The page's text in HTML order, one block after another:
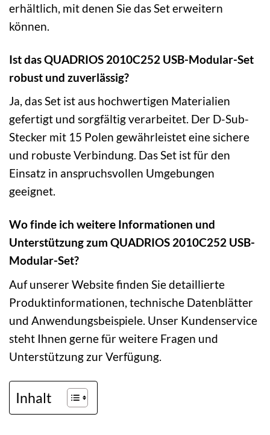
erhältlich, mit denen Sie das Set erweitern
können.
Ist das QUADRIOS 2010C252 USB-Modular-Set
robust und zuverlässig?
Ja, das Set ist aus hochwertigen Materialien
gefertigt und sorgfältig verarbeitet. Der D-Sub-
Stecker mit 15 Polen gewährleistet eine sichere
und robuste Verbindung. Das Set ist für den
Einsatz in anspruchsvollen Umgebungen
geeignet.
Wo finde ich weitere Informationen und
Unterstützung zum QUADRIOS 2010C252 USB-
Modular-Set?
Auf unserer Website finden Sie detaillierte
Produktinformationen, technische Datenblätter
und Anwendungsbeispiele. Unser Kundenservice
steht Ihnen gerne für weitere Fragen und
Unterstützung zur Verfügung.
Inhalt